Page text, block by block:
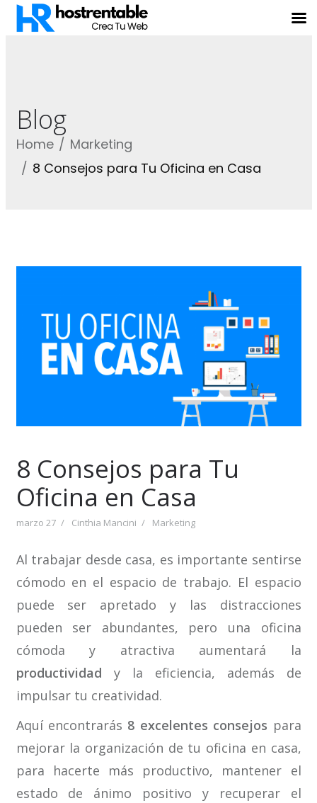
Blog
Home
Marketing
8 Consejos para Tu Oficina en Casa
8 Consejos para Tu
Oficina en Casa
marzo 27 Cinthia Mancini Marketing
Al trabajar desde casa, es importante sentirse
cómodo en el espacio de trabajo. El espacio
puede ser apretado y las distracciones
pueden ser abundantes, pero una oficina
cómoda y atractiva aumentará la
productividad y la eficiencia, además de
impulsar tu creatividad.
Aquí encontrarás 8 excelentes consejos para
mejorar la organización de tu oficina en casa,
para hacerte más productivo, mantener el
estado de ánimo positivo y recuperar el